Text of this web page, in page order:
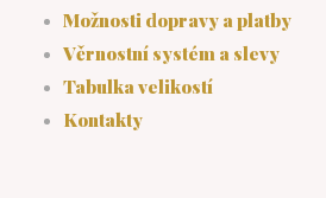
Možnosti dopravy a platby
Věrnostní systém a slevy
Tabulka velikostí
Kontakty